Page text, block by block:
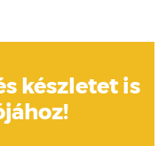
készletet is